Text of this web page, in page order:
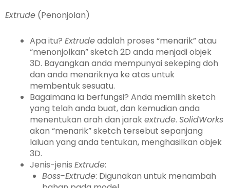
Extrude (Penonjolan)
Apa itu? Extrudeadalah proses “menarik” atau
“menonjolkan” sketch 2D anda menjadi objek
3D. Bayangkan anda mempunyai sekeping doh
dan anda menariknya ke atas untuk
membentuk sesuatu.
Bagaimana ia berfungsi? Anda memilih sketch
yang telah anda buat, dan kemudian anda
menentukan arah dan jarakextrude. SolidWorks
akan “menarik” sketch tersebut sepanjang
laluan yang anda tentukan, menghasilkan objek
3D.
Jenis-jenis Extrude:
Boss-Extrude: Digunakan untuk menambah